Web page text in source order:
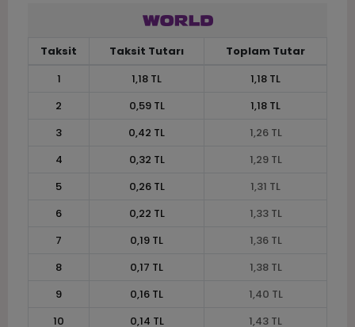
Taksit Taksit Tutarı
Toplam Tutar
1
1,18 TL
1,18 TL
2
0,59 TL
1,18 TL
3
0,42 TL
1,26 TL
4
0,32 TL
1,29 TL
5
0,26 TL
1,31 TL
6
0,22 TL
1,33 TL
7
0,19 TL
1,36 TL
8
0,17 TL
1,38 TL
9
0,16 TL
1,40 TL
10
0,14 TL
1,43 TL